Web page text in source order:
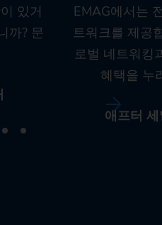
있거
까? 문
EMAG에서는
트워크를 제공
로벌 네트워킹
혜택을 누
애프터